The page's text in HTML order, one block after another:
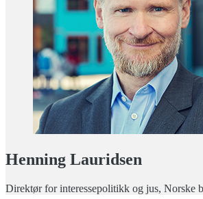
Henning Lauridsen
Direktør for interessepolitikk og jus, Norske